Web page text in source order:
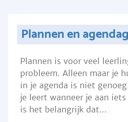
Plannen en
Plannen is voor veel
probleem. Alleen maar je
in je agenda is niet
je leert wanneer je aan
is het belangrijk dat...